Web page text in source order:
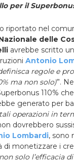
per il Superbonus
riportato nel
delle
avrebbe scritto
Antonio
regole e
ma non solo)”.
110%
generato per
operazioni in
dovrebbero
Lombardi, sono
di monetizzare i
solo l’efficacia